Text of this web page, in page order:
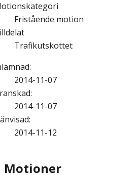
Fristående motion
Trafikutskottet
:
2014-11-07
:
2014-11-07
:
2014-11-12
Motioner